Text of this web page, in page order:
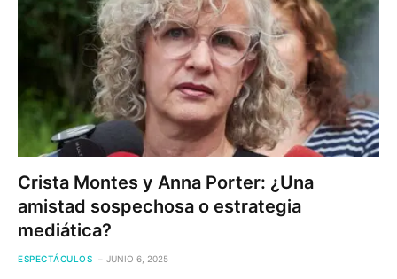
Crista Montes y Anna Porter: ¿Una
amistad sospechosa o estrategia
mediática?
ESPECTÁCULOS JUNIO 6, 2025